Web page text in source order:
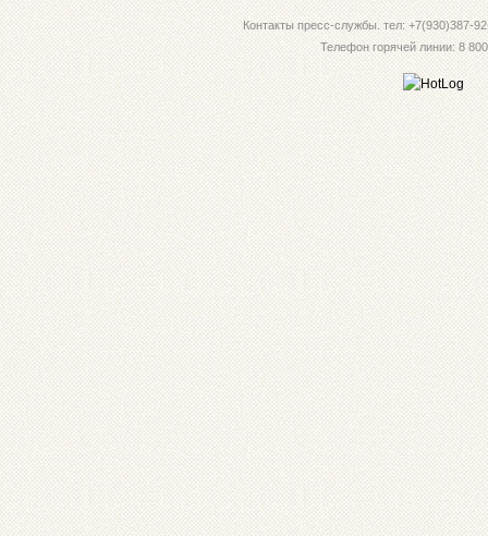
Контакты пресс-службы. тел: +7(930)387-
Телефон горячей линии: 8